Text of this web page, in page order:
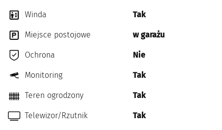
Winda Tak
Miejsce postojowe w garażu
Ochrona Nie
Monitoring Tak
Teren ogrodzony Tak
Telewizor/Rzutnik Tak